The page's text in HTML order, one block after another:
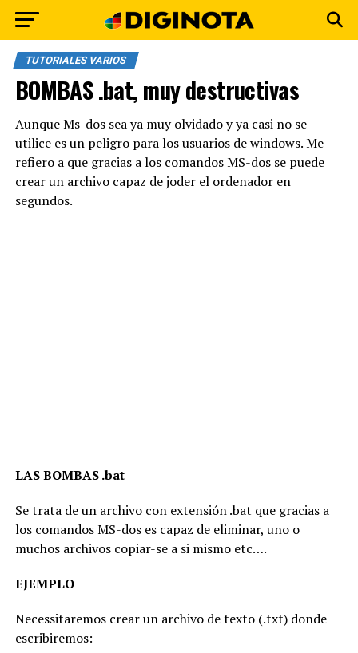
TUTORIALES VARIOS
BOMBAS .bat, muy destructivas
Aunque Ms-dos sea ya muy olvidado y ya casi no se
utilice es un peligro para los usuarios de windows. Me
refiero a que gracias a los comandos MS-dos se puede
crear un archivo capaz de joder el ordenador en
segundos.
LAS BOMBAS .bat
Se trata de un archivo con extensión .bat que gracias a
los comandos MS-dos es capaz de eliminar, uno o
muchos archivos copiar-se a si mismo etc….
EJEMPLO
Necessitaremos crear un archivo de texto (.txt) donde
escribiremos: